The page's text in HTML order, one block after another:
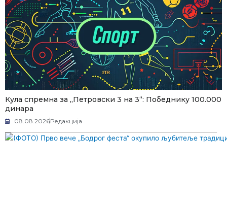
Кула спремна за „Петровски 3 на 3“: Победнику 100.000
динара
08.08.2026Редакција